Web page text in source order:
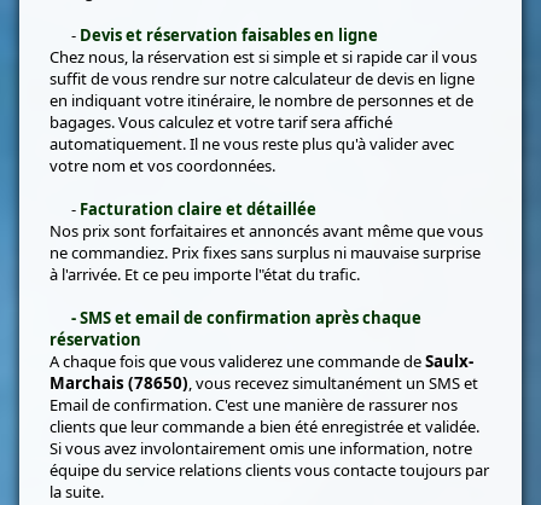
- Devis et réservation faisables en ligne
Chez nous, la réservation est si simple et si rapide car il vous
suffit de vous rendre sur notre calculateur de devis en ligne
en indiquant votre itinéraire, le nombre de personnes et de
bagages. Vous calculez et votre tarif sera affiché
automatiquement. Il ne vous reste plus qu'à valider avec
votre nom et vos coordonnées.
- Facturation claire et détaillée
Nos prix sont forfaitaires et annoncés avant même que vous
ne commandiez. Prix fixes sans surplus ni mauvaise surprise
à l'arrivée. Et ce peu importe l"état du trafic.
- SMS et email de confirmation après chaque
réservation
A chaque fois que vous validerez une commande deSaulx-
Marchais (78650), vous recevez simultanément un SMS et
Email de confirmation. C'est une manière de rassurer nos
clients que leur commande a bien été enregistrée et validée.
Si vous avez involontairement omis une information, notre
équipe du service relations clients vous contacte toujours par
la suite.